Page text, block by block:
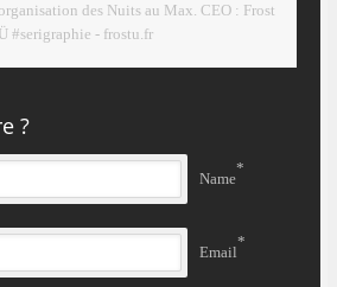
des Nuits au Max. CEO : Frost
Ü #serigraphie - frostu.fr
?
Name
*
Email
*